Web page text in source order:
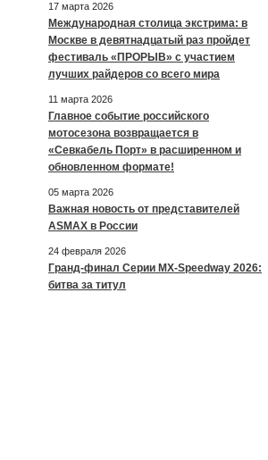
17 марта 2026
Международная столица экстрима: в
Москве в девятнадцатый раз пройдет
фестиваль «ПРОРЫВ» с участием
лучших райдеров со всего мира
11 марта 2026
Главное событие российского
мотосезона возвращается в
«Севкабель Порт» в расширенном и
обновленном формате!
05 марта 2026
Важная новость от представителей
ASMAX в России
24 февраля 2026
Гранд-финал Серии MX-Speedway 2026:
битва за титул